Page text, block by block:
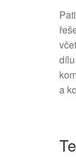
a